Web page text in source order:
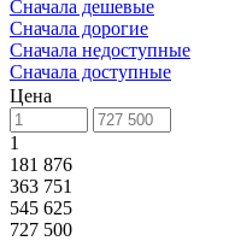
Сначала дешевые
Сначала дорогие
Сначала недоступные
Сначала доступные
Цена
1
181 876
363 751
545 625
727 500